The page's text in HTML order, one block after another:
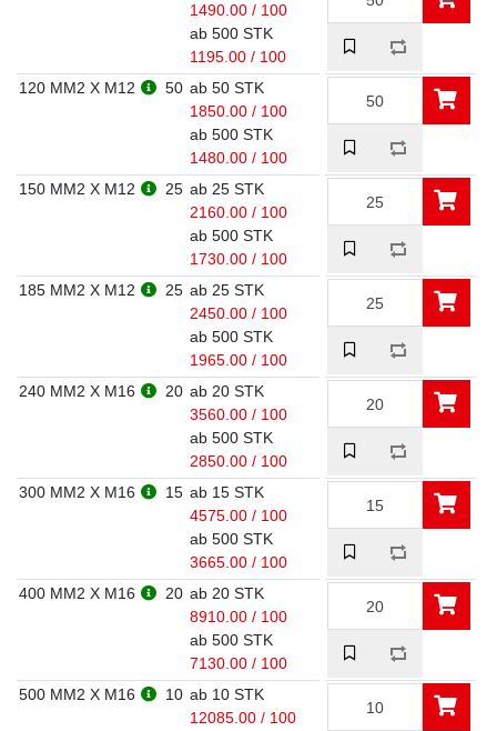
1490.00 / 100
ab 500 STK
1195.00 / 100
120 MM2 X M12
50 ab 50 STK
1850.00 / 100
ab 500 STK
1480.00 / 100
150 MM2 X M12
25 ab 25 STK
2160.00 / 100
ab 500 STK
1730.00 / 100
185 MM2 X M12
25 ab 25 STK
2450.00 / 100
ab 500 STK
1965.00 / 100
240 MM2 X M16
20 ab 20 STK
3560.00 / 100
ab 500 STK
2850.00 / 100
300 MM2 X M16
15 ab 15 STK
4575.00 / 100
ab 500 STK
3665.00 / 100
400 MM2 X M16
20 ab 20 STK
8910.00 / 100
ab 500 STK
7130.00 / 100
500 MM2 X M16
10 ab 10 STK
12085.00 / 100